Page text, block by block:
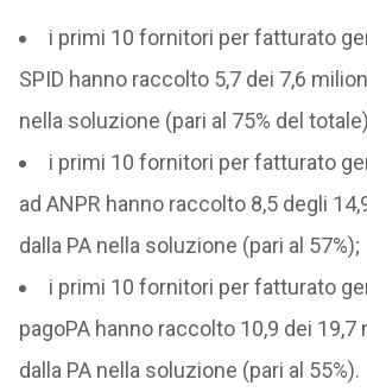
i primi 10 fornitori per fatturato
SPID hanno raccolto 5,7 dei 7,6
nella soluzione (pari al 75% del
i primi 10 fornitori per fatturato
ad ANPR hanno raccolto 8,5 degli
dalla PA nella soluzione (pari al 57%);
i primi 10 fornitori per fatturato
pagoPA hanno raccolto 10,9 dei
dalla PA nella soluzione (pari al 55%).